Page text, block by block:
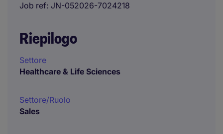
Job ref JN-052026-7024218
Riepilogo
Settore
Healthcare & Life Sciences
Settore/Ruolo
Sales